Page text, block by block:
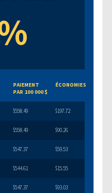
PAIEMENT
PAR 100 000 $
ÉCONOMIES
$558.49 $197.72
$558.49 $90.26
$547.37 $59.53
$544.61 $15.55
$547.37 $93.03